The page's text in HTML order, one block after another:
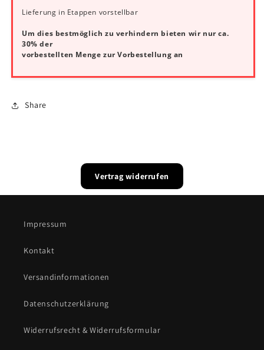
Lieferung in Etappen vorstellbar
Um dies bestmöglich zu verhindern bieten wir nur ca.
30% der
vorbestellten Menge zur Vorbestellung an
Share
Vertrag widerrufen
Impressum
Kontakt
Versandinformationen
Datenschutzerklärung
Widerrufsrecht & Widerrufsformular